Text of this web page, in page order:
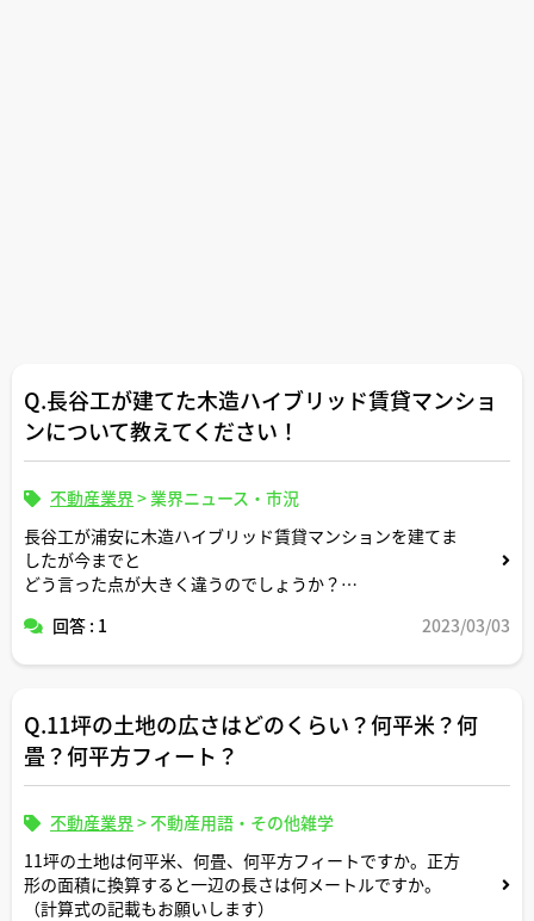
Q.長谷工が建てた木造ハイブリッド賃貸マンショ
ンについて教えてください！
不動産業界> 業界ニュース・市況
長谷工が浦安に木造ハイブリッド賃貸マンションを建てま
したが今までと
どう言った点が大きく違うのでしょうか？
回答 : 1 2023/03/03
Q.11坪の土地の広さはどのくらい？何平米？何
畳？何平方フィート？
不動産業界>不動産用語・その他雑学
11坪の土地は何平米、何畳、何平方フィートですか。正方
形の面積に換算すると一辺の長さは何メートルですか。
（計算式の記載もお願いします）